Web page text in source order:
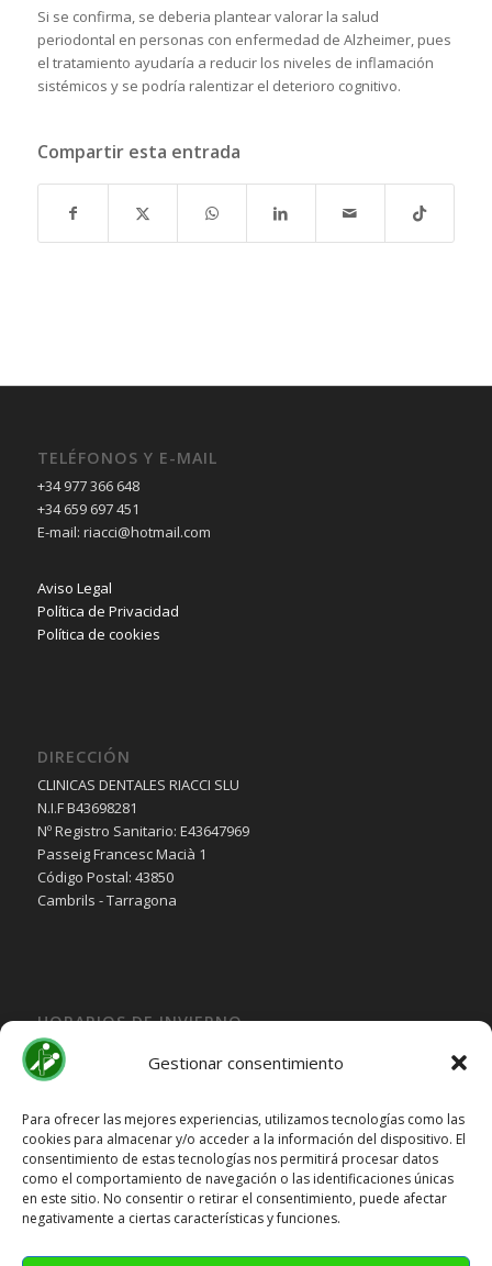
Gestionar consentimiento
Para ofrecer las mejores experiencias, utilizamos tecnologías como las
cookies para almacenar y/o acceder a la información del dispositivo. El
consentimiento de estas tecnologías nos permitirá procesar datos
como el comportamiento de navegación o las identificaciones únicas
en este sitio. No consentir o retirar el consentimiento, puede afectar
negativamente a ciertas características y funciones.
Si se confirma, se deberia plantear valorar la salud
periodontal en personas con enfermedad de Alzheimer, pues
el tratamiento ayudaría a reducir los niveles de inflamación
sistémicos y se podría ralentizar el deterioro cognitivo.
Compartir esta entrada
TELÉFONOS Y E-MAIL
+34 977 366 648
+34 659 697 451
E-mail: riacci@hotmail.com
Aviso Legal
Política de Privacidad
Política de cookies
DIRECCIÓN
CLINICAS DENTALES RIACCI SLU
N.I.F B43698281
Nº Registro Sanitario: E43647969
Passeig Francesc Macià 1
Código Postal: 43850
Cambrils - Tarragona
HORARIOS DE INVIERNO
Lunes, Martes, Jueves y Viernes:
10:00H a 15:30H
Miercoles:
15:30H a 19:30H
Sábado y DomingoCerrado
HORARIOS DE VERANO